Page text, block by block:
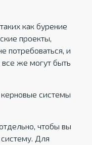
как бурение
проекты,
потребоваться, и
же могут быть
системы
чтобы вы
Для